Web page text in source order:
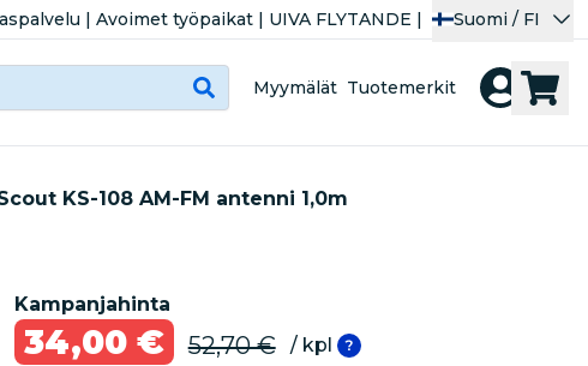
| Avoimet työpaikat | UIVA FLYTANDE | Suomi / FI
Myymälät Tuotemerkit
KS-108 AM-FM antenni 1,0m
Kampanjahinta
34,00 € 52,70 €
/ kpl